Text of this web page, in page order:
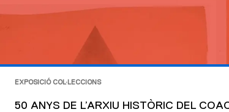
EXPOSICIÓ COL·LECCIONS
50 ANYS DE L’ARXIU HISTÒRIC DEL